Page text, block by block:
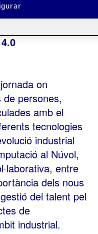
colaborativa
on
persones,
amb el
tecnologies
industrial
al Núvol,
entre
dels nous
del talent pel
de
industrial.